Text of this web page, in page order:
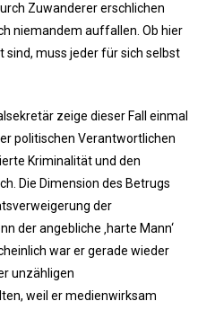
Zuwanderer erschlichen
niemandem auffallen. Ob hier
muss jeder für sich selbst
zeige dieser Fall einmal
politischen Verantwortlichen
Kriminalität und den
Die Dimension des Betrugs
der
der angebliche ‚harte Mann‘
war er gerade wieder
unzähligen
weil er medienwirksam